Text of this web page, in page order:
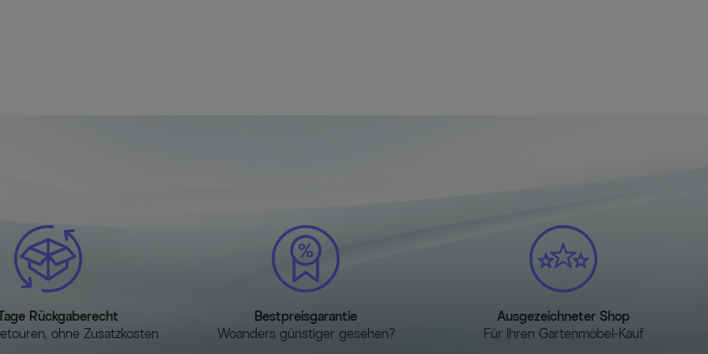
Rückgaberecht
ohne Zusatzkosten
Bestpreisgarantie
Woanders günstiger gesehen?
Ausgezeichneter Shop
Für Ihren Gartenmöbel-Kauf